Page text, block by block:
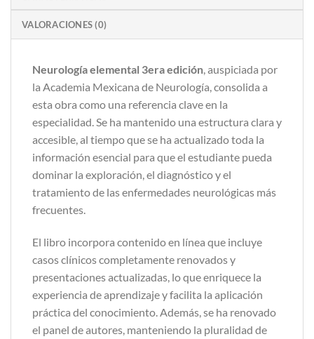
VALORACIONES (0)
Neurología elemental 3era edición, auspiciada por
la Academia Mexicana de Neurología, consolida a
esta obra como una referencia clave en la
especialidad. Se ha mantenido una estructura clara y
accesible, al tiempo que se ha actualizado toda la
información esencial para que el estudiante pueda
dominar la exploración, el diagnóstico y el
tratamiento de las enfermedades neurológicas más
frecuentes.
El libro incorpora contenido en línea que incluye
casos clínicos completamente renovados y
presentaciones actualizadas, lo que enriquece la
experiencia de aprendizaje y facilita la aplicación
práctica del conocimiento. Además, se ha renovado
el panel de autores, manteniendo la pluralidad de